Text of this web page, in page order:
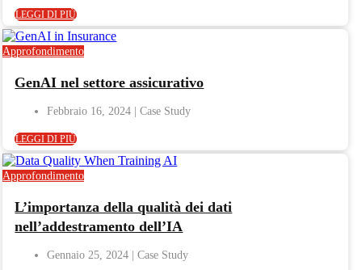
LEGGI DI PIÙ
Approfondimento
GenAI nel settore assicurativo
Febbraio 16, 2024
LEGGI DI PIÙ
Approfondimento
L’importanza della qualità dei dati
nell’addestramento dell’IA
Gennaio 25, 2024